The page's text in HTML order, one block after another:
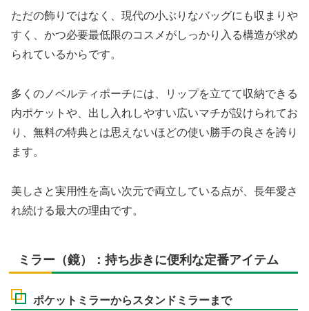
ただの飾りではなく、現代の小ぶりなバッグにも収まりや
すく、かつ必要最低限のコスメがしっかり入る構造が求め
られているからです。
多くのノベルティポーチには、リップを立てて収納できる
内ポケットや、出し入れしやすい広いマチが設けられてお
り、無料の特典とは思えないほどの使い勝手の良さを誇り
ます。
美しさと実用性を高い次元で両立している点が、長年愛さ
れ続ける最大の理由です。
ミラー（鏡）：持ち歩きに便利な定番アイテム
ポケットミラーからスタンドミラーまで